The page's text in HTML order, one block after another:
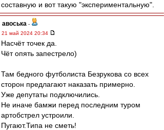
составную и вот такую "экспериментальную".
авоська -
21 май 2024 20:34
Насчёт точек да.
Чёт опять запестрело)
Там бедного футболиста Безрукова со всех
сторон предлагают наказать примерно.
Уже депутаты подключились.
Не иначе бамжи перед последним туром
артобстрел устроили.
Пугают.Типа не сметь!